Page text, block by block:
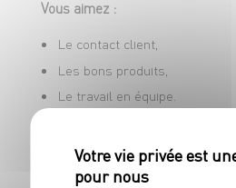
Vous aimez :
Le contact client,
Les bons produits,
Le travail en équipe.
Vous vous reconnaissez dans
et rejoignez une entreprise